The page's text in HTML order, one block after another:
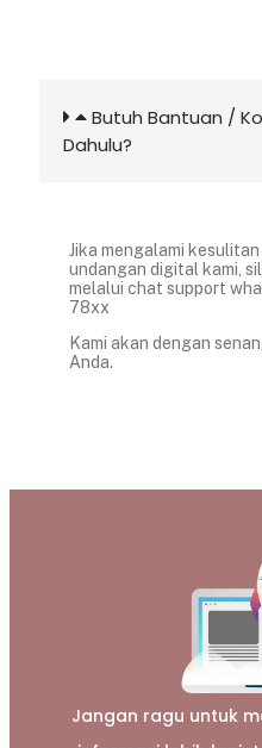
Butuh Bantuan /
Dahulu?
Jika mengalami
undangan digital kami,
melalui chat support
78xx
Kami akan dengan
Anda.
Jangan ragu untuk